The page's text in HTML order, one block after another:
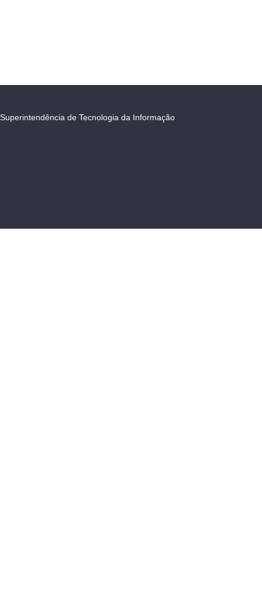
Superintendência de Tecnologia da Informação